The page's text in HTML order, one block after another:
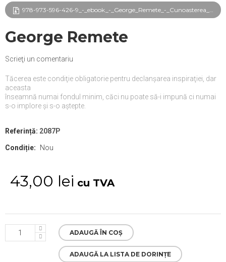
978-973-596-426-9_-_ebook_-_George_Remete_-_Cunoasterea_prin_tacere._Vol.3_frg.pdf
George Remete
Scrieţi un comentariu
Tăcerea este condiţie obligatorie pentru declanşarea inspiraţiei, dar
aceasta
înseamnă numai fondul minim, căci nu poate să-i impună ci numai
s-o implore şi s-o aştepte.
Referință: 2087P
Condiție: Nou
43,00 lei cu TVA
ADAUGĂ ÎN COȘ
ADAUGĂ LA LISTA DE DORINȚE